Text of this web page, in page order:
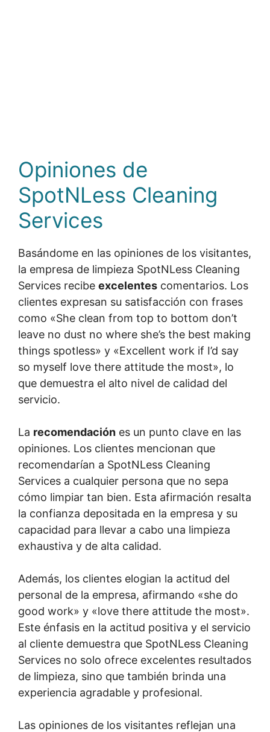
Opiniones de
SpotNLess Cleaning
Services
Basándome en las opiniones de los visitantes,
la empresa de limpieza SpotNLess Cleaning
Services recibe excelentes comentarios. Los
clientes expresan su satisfacción con frases
como «She clean from top to bottom don’t
leave no dust no where she’s the best making
things spotless» y «Excellent work if I’d say
so myself love there attitude the most», lo
que demuestra el alto nivel de calidad del
servicio.
La recomendación es un punto clave en las
opiniones. Los clientes mencionan que
recomendarían a SpotNLess Cleaning
Services a cualquier persona que no sepa
cómo limpiar tan bien. Esta afirmación resalta
la confianza depositada en la empresa y su
capacidad para llevar a cabo una limpieza
exhaustiva y de alta calidad.
Además, los clientes elogian la actitud del
personal de la empresa, afirmando «she do
good work» y «love there attitude the most».
Este énfasis en la actitud positiva y el servicio
al cliente demuestra que SpotNLess Cleaning
Services no solo ofrece excelentes resultados
de limpieza, sino que también brinda una
experiencia agradable y profesional.
Las opiniones de los visitantes reflejan una